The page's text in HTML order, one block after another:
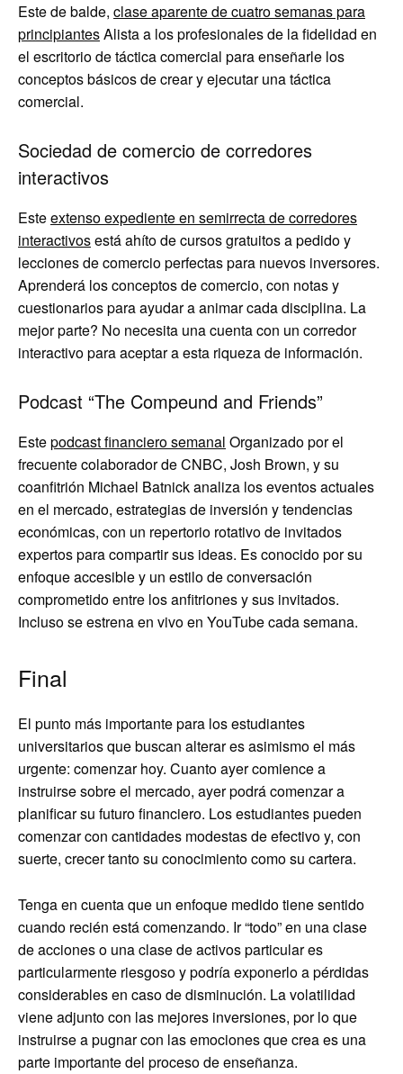
Este de balde, clase aparente de cuatro semanas para
principiantesAlista a los profesionales de la fidelidad en
el escritorio de táctica comercial para enseñarle los
conceptos básicos de crear y ejecutar una táctica
comercial.
Sociedad de comercio de corredores
interactivos
Esteextenso expediente en semirrecta de corredores
interactivosestá ahíto de cursos gratuitos a pedido y
lecciones de comercio perfectas para nuevos inversores.
Aprenderá los conceptos de comercio, con notas y
cuestionarios para ayudar a animar cada disciplina. La
mejor parte? No necesita una cuenta con un corredor
interactivo para aceptar a esta riqueza de información.
Podcast “The Compeund and Friends”
Estepodcast financiero semanal Organizado por el
frecuente colaborador de CNBC, Josh Brown, y su
coanfitrión Michael Batnick analiza los eventos actuales
en el mercado, estrategias de inversión y tendencias
económicas, con un repertorio rotativo de invitados
expertos para compartir sus ideas. Es conocido por su
enfoque accesible y un estilo de conversación
comprometido entre los anfitriones y sus invitados.
Incluso se estrena en vivo en YouTube cada semana.
Final
El punto más importante para los estudiantes
universitarios que buscan alterar es asimismo el más
urgente: comenzar hoy. Cuanto ayer comience a
instruirse sobre el mercado, ayer podrá comenzar a
planificar su futuro financiero. Los estudiantes pueden
comenzar con cantidades modestas de efectivo y, con
suerte, crecer tanto su conocimiento como su cartera.
Tenga en cuenta que un enfoque medido tiene sentido
cuando recién está comenzando. Ir “todo” en una clase
de acciones o una clase de activos particular es
particularmente riesgoso y podría exponerlo a pérdidas
considerables en caso de disminución. La volatilidad
viene adjunto con las mejores inversiones, por lo que
instruirse a pugnar con las emociones que crea es una
parte importante del proceso de enseñanza.